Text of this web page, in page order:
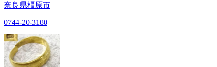
奈良県橿原市
0744-20-3188